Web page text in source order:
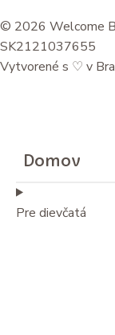
© 2026 Welcome
SK2121037655
Vytvorené s ♡ v
Domov
Pre dievčatá